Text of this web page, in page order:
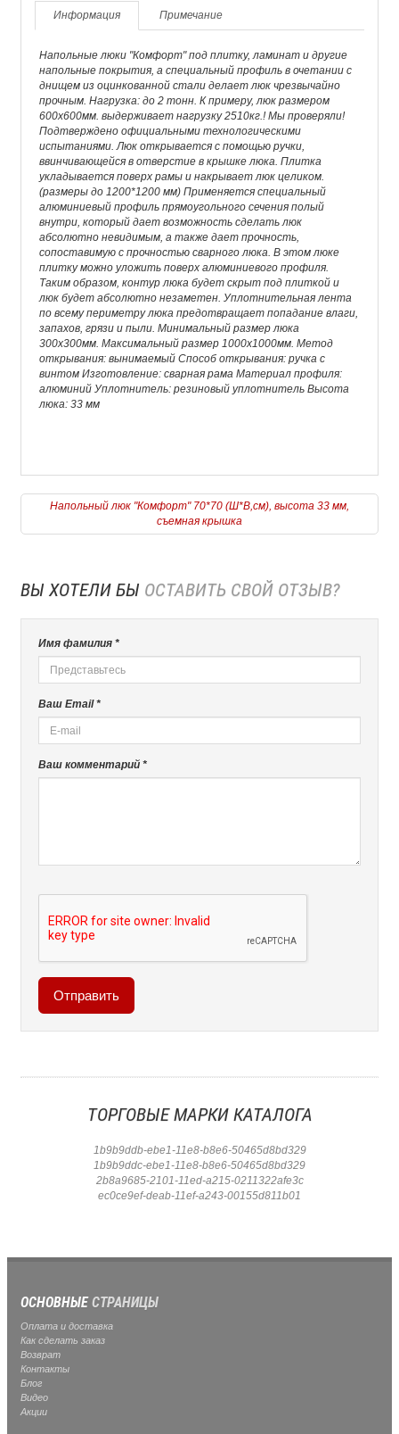
Информация Примечание
Напольные люки "Комфорт" под плитку, ламинат и другие
напольные покрытия, а специальный профиль в очетании с
днищем из оцинкованной стали делает люк чрезвычайно
прочным. Нагрузка: до 2 тонн. К примеру, люк размером
600х600мм. выдерживает нагрузку 2510кг.! Мы проверяли!
Подтверждено официальными технологическими
испытаниями. Люк открывается с помощью ручки,
ввинчивающейся в отверстие в крышке люка. Плитка
укладывается поверх рамы и накрывает люк целиком.
(размеры до 1200*1200 мм) Применяется специальный
алюминиевый профиль прямоугольного сечения полый
внутри, который дает возможность сделать люк
абсолютно невидимым, а также дает прочность,
сопоставимую с прочностью сварного люка. В этом люке
плитку можно уложить поверх алюминиевого профиля.
Таким образом, контур люка будет скрыт под плиткой и
люк будет абсолютно незаметен. Уплотнительная лента
по всему периметру люка предотвращает попадание влаги,
запахов, грязи и пыли. Минимальный размер люка
300х300мм. Максимальный размер 1000х1000мм. Метод
открывания: вынимаемый Способ открывания: ручка с
винтом Изготовление: сварная рама Материал профиля:
алюминий Уплотнитель: резиновый уплотнитель Высота
люка: 33 мм
Напольный люк "Комфорт" 70*70 (Ш*В,см), высота 33 мм,
съемная крышка
ВЫ ХОТЕЛИ БЫ ОСТАВИТЬ СВОЙ ОТЗЫВ?
Имя фамилия *
Ваш Email *
Ваш комментарий *
ТОРГОВЫЕ МАРКИ КАТАЛОГА
1b9b9ddb-ebe1-11e8-b8e6-50465d8bd329
1b9b9ddc-ebe1-11e8-b8e6-50465d8bd329
2b8a9685-2101-11ed-a215-0211322afe3c
ec0ce9ef-deab-11ef-a243-00155d811b01
ОСНОВНЫЕСТРАНИЦЫ
Оплата и доставка
Как сделать заказ
Возврат
Контакты
Блог
Видео
Акции